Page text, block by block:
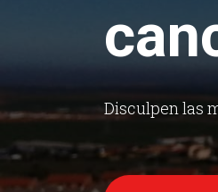
Disculpen las